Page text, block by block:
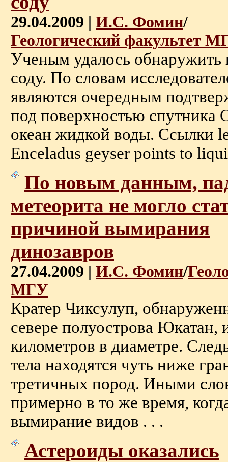
29.04.2009 | И.С. Фомин/
Геологический факультет
Ученым удалось обнаружить
соду. По словам
являются очередным
под поверхностью спутника
океан жидкой воды. Ссылки
Enceladus geyser points to
По новым данным,
метеорита не могло
причиной вымирания
динозавров
27.04.2009 | И.С. Фомин/
МГУ
Кратер Чиксулуп,
севере полуострова Юкатан,
километров в диаметре.
тела находятся чуть ниже
третичных пород. Иными
примерно в то же время,
вымирание видов . . .
Астероиды оказались